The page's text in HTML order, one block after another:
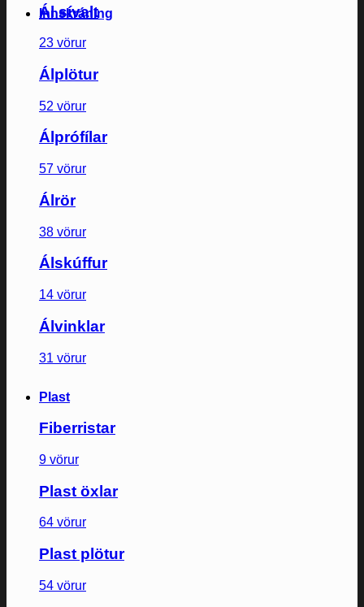
Innskráning
Ál sívalt
23 vörur
Álplötur
52 vörur
Álprófílar
57 vörur
Álrör
38 vörur
Álskúffur
14 vörur
Álvinklar
31 vörur
Plast
Fiberristar
9 vörur
Plast öxlar
64 vörur
Plast plötur
54 vörur